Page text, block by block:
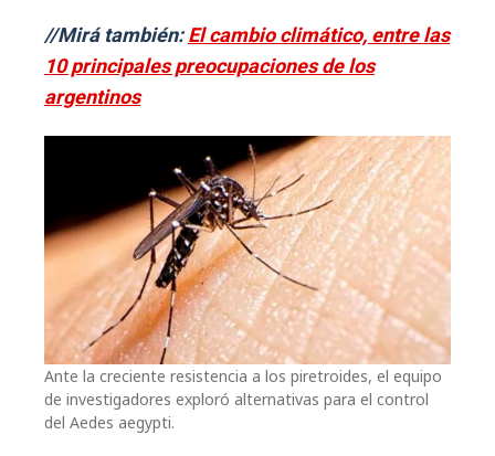
//Mirá también:El cambio climático, entre las
10 principales preocupaciones de los
argentinos
Ante la creciente resistencia a los piretroides, el equipo
de investigadores exploró alternativas para el control
del Aedes aegypti.